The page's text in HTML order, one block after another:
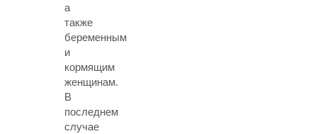
а
также
беременным
и
кормящим
женщинам.
В
последнем
случае